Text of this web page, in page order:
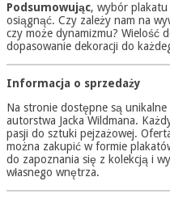
Podsumowując, wybór
osiągnąć. Czy zależy nam na
czy może dynamizmu? Wielość
dopasowanie dekoracji do
Informacja o sprzedaży
Na stronie dostępne są
autorstwa Jacka Wildmana.
pasji do sztuki pejzażowej.
można zakupić w formie
do zapoznania się z kolekcją i
własnego wnętrza.